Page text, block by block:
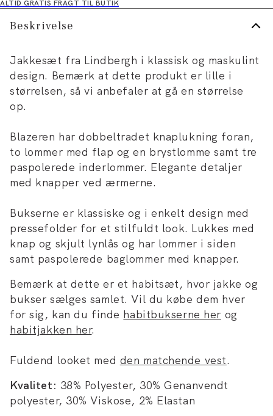
ALTID GRATIS FRAGT TIL BUTIK
Beskrivelse
Jakkesæt fra Lindbergh i klassisk og maskulint
design. Bemærk at dette produkt er lille i
størrelsen, så vi anbefaler at gå en størrelse
op.
Blazeren har dobbeltradet knaplukning foran,
to lommer med flap og en brystlomme samt tre
paspolerede inderlommer. Elegante detaljer
med knapper ved ærmerne.
Bukserne er klassiske og i enkelt design med
pressefolder for et stilfuldt look. Lukkes med
knap og skjult lynlås og har lommer i siden
samt paspolerede baglommer med knapper.
Bemærk at dette er et habitsæt, hvor jakke og
bukser sælges samlet. Vil du købe dem hver
for sig, kan du finde habitbukserne her og
habitjakken her.
Fuldend looket med den matchende vest.
Kvalitet: 38% Polyester, 30% Genanvendt
polyester, 30% Viskose, 2% Elastan